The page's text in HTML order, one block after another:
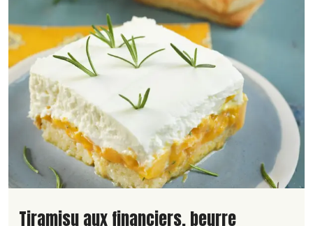
Lire la suite de la recette
Tiramisu aux financiers, beurre